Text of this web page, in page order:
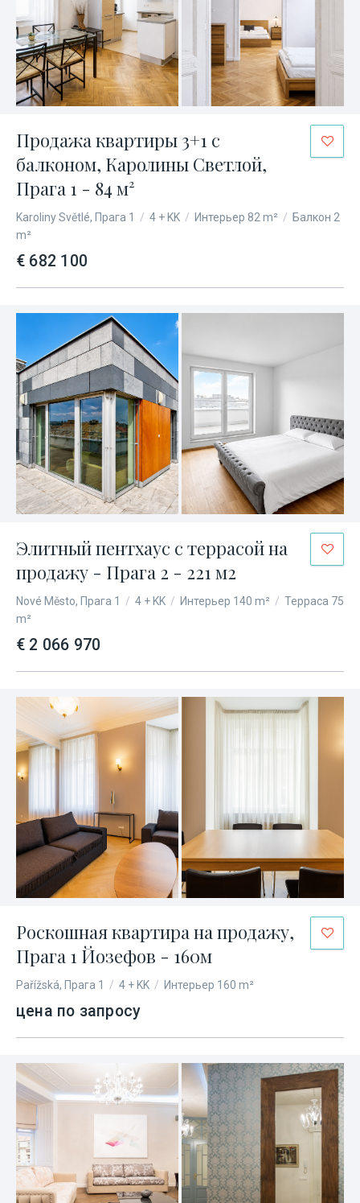
Продажа квартиры 3+1 с
балконом, Каролины Светлой,
Прага 1 - 84 м²
Karoliny Světlé, Прага 1 / 4 + KK / Интерьер 82 m² / Балкон 2
m²
€ 682 100
Элитный пентхаус с террасой на
продажу - Прага 2 - 221 м2
Nové Město, Прага 1 / 4 + KK / Интерьер 140 m² / Терраса 75
m²
€ 2 066 970
Роскошная квартира на продажу,
Прага 1 Йозефов - 160м
Pařížská, Прага 1 / 4 + KK / Интерьер 160 m²
цена по запросу